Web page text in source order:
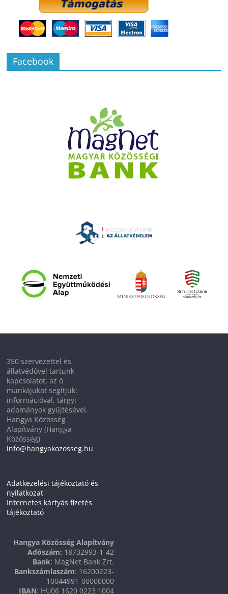
Facebook
350 szervezettel és
állatvédővel tartunk
kapcsolatot, az ő
munkájukat segítjük:
információval, tárgyi
adományok gyűjtésével.
Hangya Közösség
Alapítvány (Hangya
Közösség)
info@hangyakozosseg.hu
Adatkezelési tájékoztató és
nyilatkozat
Internetes kártyás fizetés
tájékoztató
Hangya Közösség Alapítvány
Adószám: 18732993-1-42
Bank: MagNet Bank Zrt.
Bankszámlaszám: 16200223-
10044991-00000000
IBAN: HU06 1620 0223 1004